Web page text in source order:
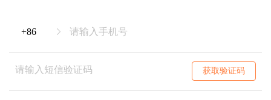
获取验证码